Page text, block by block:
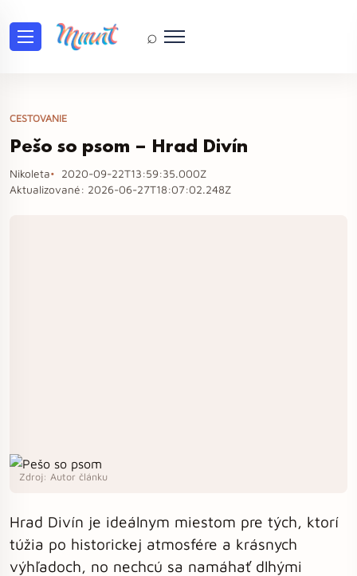
⌕
CESTOVANIE
Pešo so psom – Hrad Divín
Nikoleta
2020-09-22T13:59:35.000Z
Aktualizované: 2026-06-27T18:07:02.248Z
Zdroj: Autor článku
Hrad Divín je ideálnym miestom pre tých, ktorí
túžia po historickej atmosfére a krásnych
výhľadoch, no nechcú sa namáhať dlhými